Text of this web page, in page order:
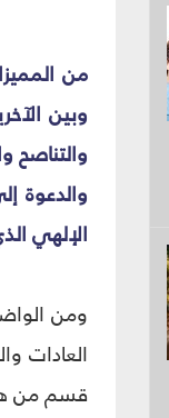
من
وبين
والتناصح
والدعوة
الإلهي
ومن
العادات
قسم من